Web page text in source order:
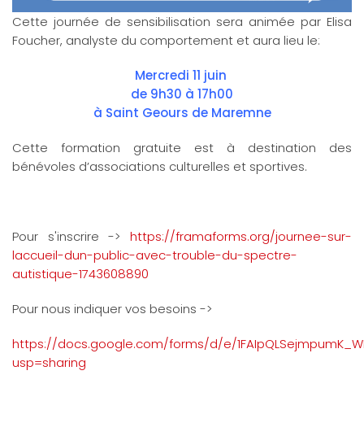
Cette journée de sensibilisation sera animée par Elisa
Foucher, analyste du comportement et aura lieu le:
Mercredi 11 juin
de 9h30 à 17h00
à Saint Geours de Maremne
Cette formation gratuite est à destination des
bénévoles d’associations culturelles et sportives.
Pour s'inscrire -> https://framaforms.org/journee-sur-
laccueil-dun-public-avec-trouble-du-spectre-
autistique-1743608890
Pour nous indiquer vos besoins ->
https://docs.google.com/forms/d/e/
usp=sharing